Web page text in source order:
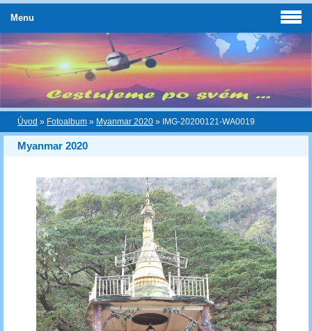
Úvod » Fotoalbum » Myanmar 2020 » IMG-20200121-WA0019
Myanmar 2020
Menu